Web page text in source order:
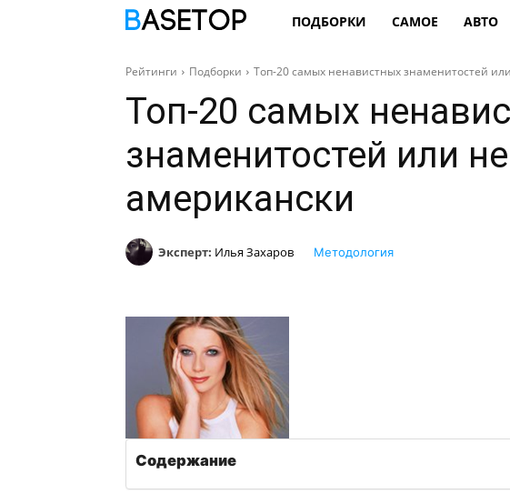
ПОДБОРКИ САМОЕ АВТО
Рейтинги Подборки Топ-20 самых ненавистных знаменитостей
Топ-20 самых
знаменитостей или
американски
Эксперт: Илья Захаров Методология
Содержание